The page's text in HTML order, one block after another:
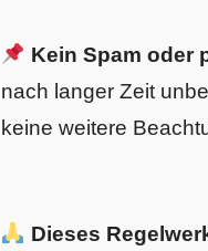
Kein Spam oder
nach langer Zeit
keine weitere
Dieses